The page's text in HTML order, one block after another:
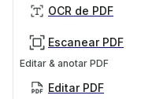
OCR de PDF
Escanear PDF
Editar & anotar PDF
Editar PDF